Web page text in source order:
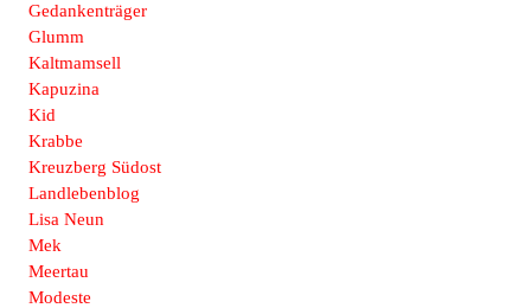
Gedankenträger
Glumm
Kaltmamsell
Kapuzina
Kid
Krabbe
Kreuzberg Südost
Landlebenblog
Lisa Neun
Mek
Meertau
Modeste